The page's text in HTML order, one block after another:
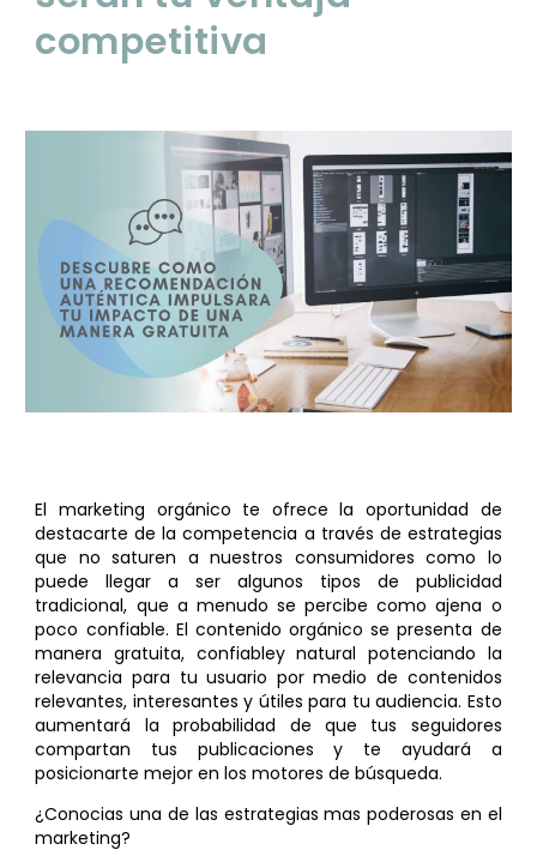
competitiva
El marketing orgánico te ofrece la oportunidad de
destacarte de la competencia a través de estrategias
que no saturen a nuestros consumidores como lo
puede llegar a ser algunos tipos de publicidad
tradicional, que a menudo se percibe como ajena o
poco confiable. El contenido orgánico se presenta de
manera gratuita, confiabley natural potenciando la
relevancia para tu usuario por medio de contenidos
relevantes, interesantes y útiles para tu audiencia. Esto
aumentará la probabilidad de que tus seguidores
compartan tus publicaciones y te ayudará a
posicionarte mejor en los motores de búsqueda.
¿Conocias una de las estrategias mas poderosas en el
marketing?